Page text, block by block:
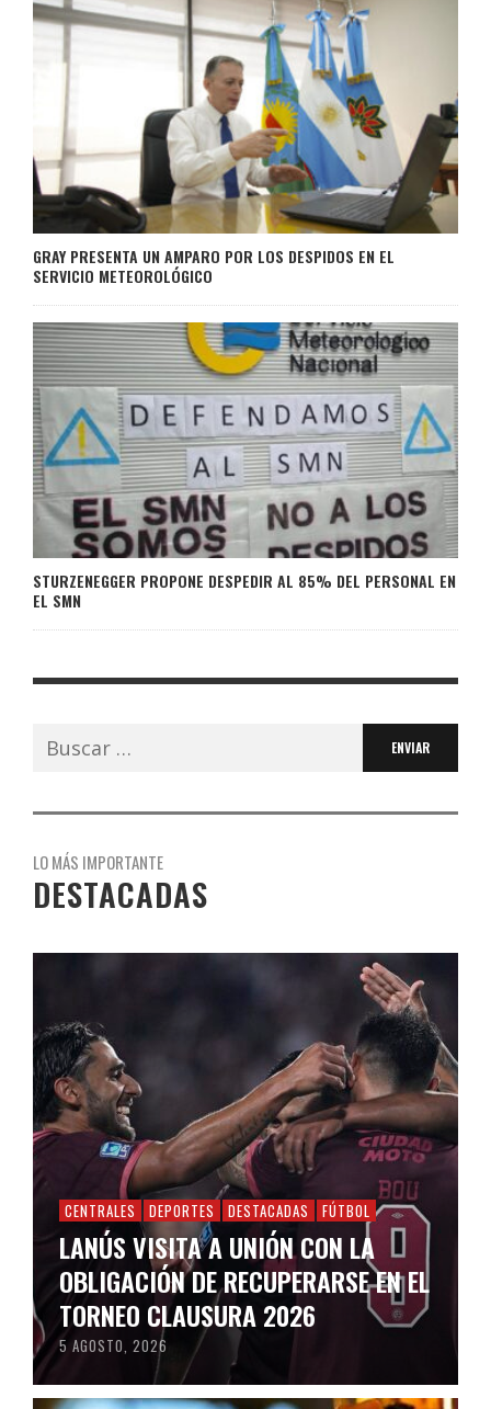
GRAY PRESENTA UN AMPARO POR LOS DESPIDOS EN EL
SERVICIO METEOROLÓGICO
STURZENEGGER PROPONE DESPEDIR AL 85% DEL PERSONAL EN
EL SMN
Buscar:
LO MÁS IMPORTANTE
DESTACADAS
CENTRALES DEPORTES DESTACADAS FÚTBOL
LANÚS VISITA A UNIÓN CON LA
OBLIGACIÓN DE RECUPERARSE EN EL
TORNEO CLAUSURA 2026
5 AGOSTO, 2026